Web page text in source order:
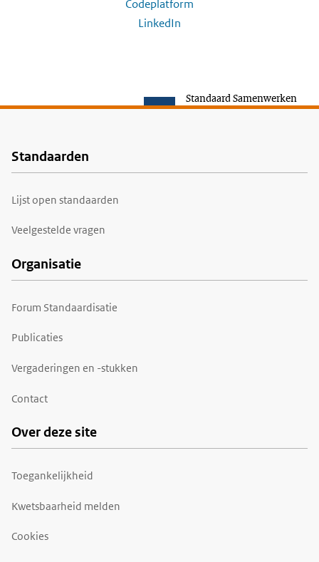
Codeplatform
LinkedIn
Standaard Samenwerken
Voet
Standaarden
Lijst open standaarden
Veelgestelde vragen
Organisatie
Forum Standaardisatie
Publicaties
Vergaderingen en -stukken
Contact
Over deze site
Toegankelijkheid
Kwetsbaarheid melden
Cookies